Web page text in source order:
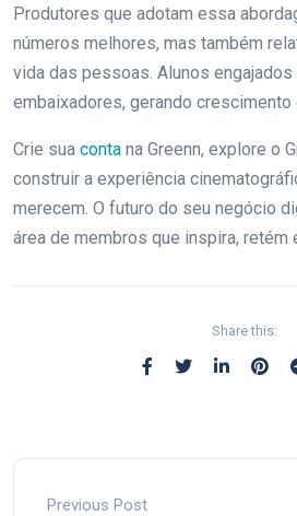
Produtores que adotam essa
números melhores, mas também
vida das pessoas. Alunos engajados
embaixadores, gerando
Crie sua conta na Greenn, explore o
construir a experiência
merecem. O futuro do seu negócio
área de membros que inspira, retém
Share this:
Previous Post